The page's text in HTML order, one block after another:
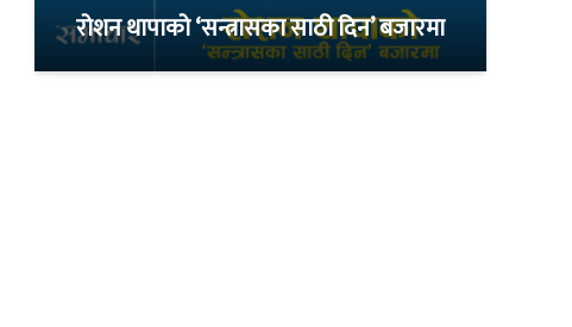
रोशन थापाको ‘सन्त्रासका साठी दिन’ बजारमा